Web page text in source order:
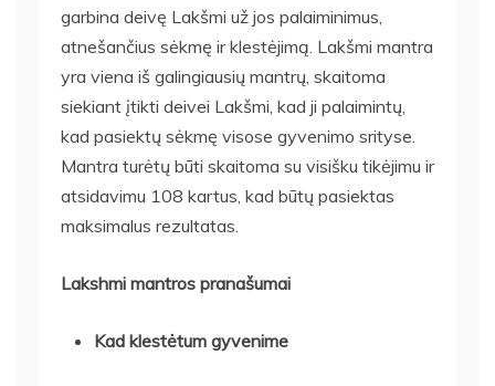
garbina deivę Lakšmi už jos palaiminimus,
atnešančius sėkmę ir klestėjimą. Lakšmi mantra
yra viena iš galingiausių mantrų, skaitoma
siekiant įtikti deivei Lakšmi, kad ji palaimintų,
kad pasiektų sėkmę visose gyvenimo srityse.
Mantra turėtų būti skaitoma su visišku tikėjimu ir
atsidavimu 108 kartus, kad būtų pasiektas
maksimalus rezultatas.
Lakshmi mantros pranašumai
Kad klestėtum gyvenime